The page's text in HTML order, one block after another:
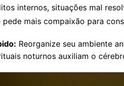
internos, situações mal
mais compaixão para
Reorganize seu ambiente
noturnos auxiliam o